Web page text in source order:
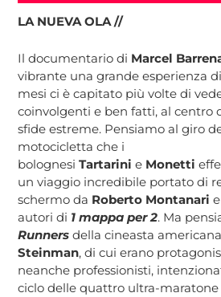
LA NUEVA OLA //
Il documentario di Marcel
vibrante una grande esperienza
mesi ci è capitato più volte di
coinvolgenti e ben fatti, al centro
sfide estreme. Pensiamo al giro
motocicletta che i
bolognesiTartarinie Monetti
un viaggio incredibile portato di
schermo da Roberto Montanarie
autori di 1 mappa per 2. Ma
Runnersdella cineasta
Steinman, di cui erano
neanche professionisti,
ciclo delle quattro ultra-